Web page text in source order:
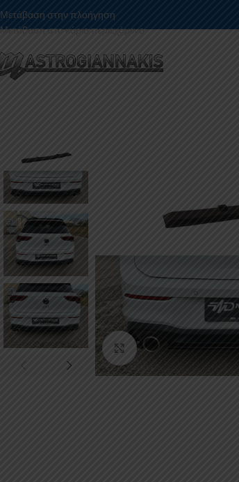
Μετάβαση στην πλοήγηση
Μετάβαση στο κύριο περιεχόμενο
Κάντε κλικ για μεγέθυνση